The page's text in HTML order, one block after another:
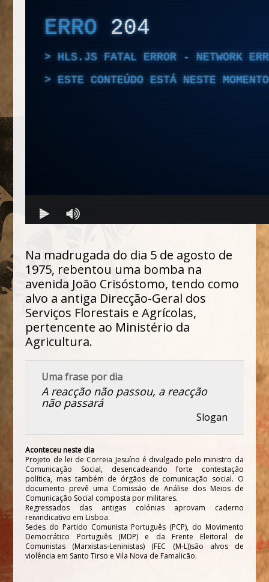
Na madrugada do dia 5 de agosto de
1975, rebentou uma bomba na
avenida João Crisóstomo, tendo como
alvo a antiga Direcção-Geral dos
Serviços Florestais e Agrícolas,
pertencente ao Ministério da
Agricultura.
Uma frase por dia
A reacção não passou, a reacção
não passará
Slogan
Aconteceu neste dia
Projeto de lei de Correia Jesuíno é divulgado pelo ministro da
Comunicação Social, desencadeando forte contestação
política, mas também de órgãos de comunicação social. O
documento prevê uma Comissão de Análise dos Meios de
Comunicação Social composta por militares.
Regressados das antigas colónias aprovam caderno
reivindicativo em Lisboa.
Sedes do Partido Comunista Português (PCP), do Movimento
Democrático Português (MDP) e da Frente Eleitoral de
Comunistas (Marxistas-Leninistas) (FEC (M-L))são alvos de
violência em Santo Tirso e Vila Nova de Famalicão.